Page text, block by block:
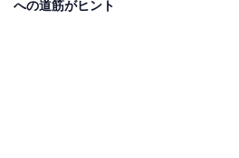
への道筋がヒント